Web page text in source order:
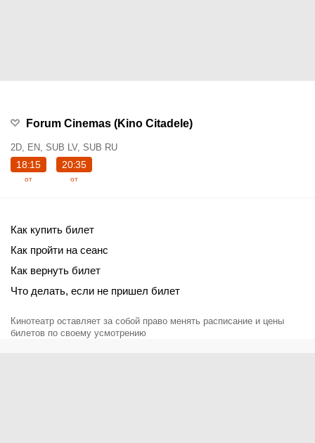
Forum Cinemas (Kino Citadele)
2D, EN, SUB LV, SUB RU
18:15
от
20:35
от
Как купить билет
Как пройти на сеанс
Как вернуть билет
Что делать, если не пришел билет
Кинотеатр оставляет за собой право менять расписание и цены
билетов по своему усмотрению